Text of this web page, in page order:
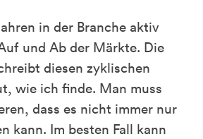
in der Branche aktiv
und Ab der Märkte. Die
diesen zyklischen
wie ich finde. Man muss
dass es nicht immer nur
kann. Im besten Fall kann